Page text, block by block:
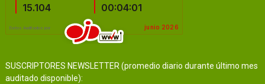
SUSCRIPTORES NEWSLETTER (promedio diario durante último mes
auditado disponible):